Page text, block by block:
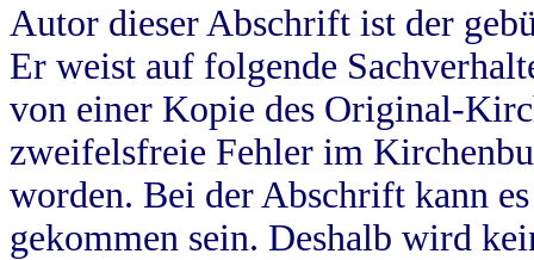
Autor dieser Abschrift ist der
Er weist auf folgende
von einer Kopie des Original-
zweifelsfreie Fehler im
worden. Bei der Abschrift kann
gekommen sein. Deshalb wird